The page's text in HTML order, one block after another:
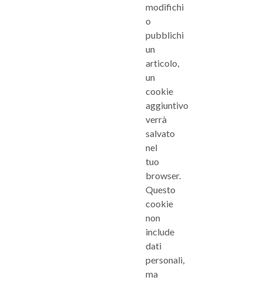
modifichi
o
pubblichi
un
articolo,
un
cookie
aggiuntivo
verrà
salvato
nel
tuo
browser.
Questo
cookie
non
include
dati
personali,
ma